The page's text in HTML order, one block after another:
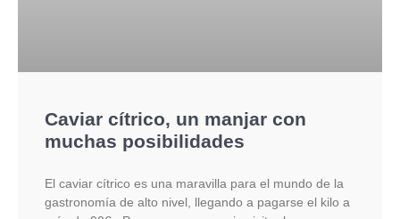
Caviar cítrico, un manjar con
muchas posibilidades
El caviar cítrico es una maravilla para el mundo de la
gastronomía de alto nivel, llegando a pagarse el kilo a